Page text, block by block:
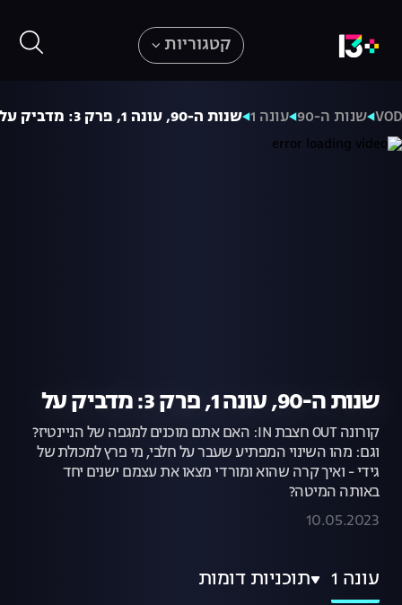
קטגוריות
VOD שנות ה-90 עונה 1 שנות ה-90, עונה 1, פרק 3: מדביק על
שנות ה-90, עונה 1, פרק 3: מדביק על
קורונה OUT חצבת IN: האם אתם מוכנים למגפה של הניינטיז?
וגם: מהו השינוי המפתיע שעבר על חלבי, מי פרץ למכולת של
גידי - ואיך קרה שהוא ומורדי מצאו את עצמם ישנים יחד
באותה המיטה?
10.05.2023
עונה 1 תוכניות דומות